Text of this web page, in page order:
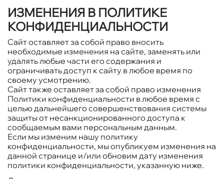
ИЗМЕНЕНИЯ В ПОЛИТИКЕ
КОНФИДЕНЦИАЛЬНОСТИ
Сайт оставляет за собой право вносить
необходимые изменения на сайте, заменять или
удалять любые части его содержания и
ограничивать доступ к сайту в любое время по
своему усмотрению.
Сайт также оставляет за собой право изменения
Политики конфиденциальности в любое время с
целью дальнейшего совершенствования системы
защиты от несанкционированного доступа к
сообщаемым вами персональным данным.
Если мы изменим нашу политику
конфиденциальности, мы опубликуем изменения на
данной странице и/или обновим дату изменения
политики конфиденциальности, указанную ниже.